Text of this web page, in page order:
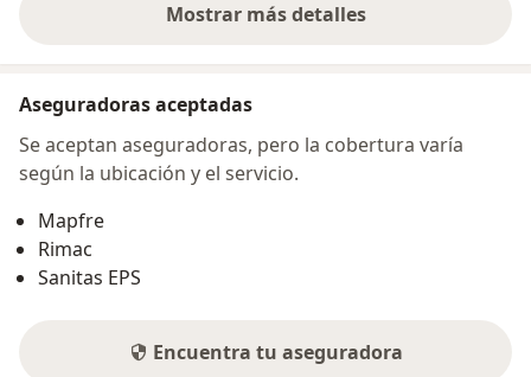
Mostrar más detalles
sobre la dirección
Aseguradoras aceptadas
Se aceptan aseguradoras, pero la cobertura varía
según la ubicación y el servicio.
Mapfre
Rimac
Sanitas EPS
Encuentra tu aseguradora